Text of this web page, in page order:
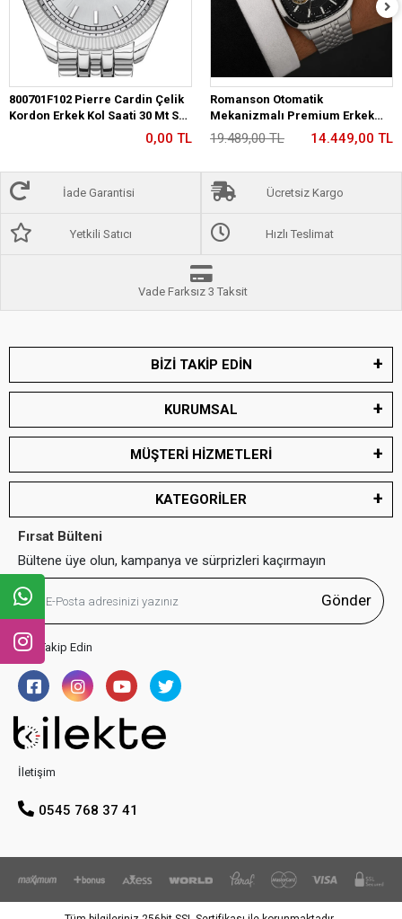
800701F102 Pierre Cardin Çelik
Kordon Erkek Kol Saati 30 Mt Su
0,00 TL
Romanson Otomatik
Mekanizmalı Premium Erkek
Kol Saati 5 ATM Suya Dayanıklı 2
Yıl Garantili RM2233.12
19.489,00 TL 14.449,00 TL
İade Garantisi Ücretsiz Kargo
Yetkili Satıcı Hızlı Teslimat
Vade Farksız 3 Taksit
BİZİ TAKİP EDİN
KURUMSAL
MÜŞTERİ HİZMETLERİ
KATEGORİLER
Fırsat Bülteni
Bültene üye olun, kampanya ve sürprizleri kaçırmayın
Gönder
Bizi Takip Edin
İletişim
0545 768 37 41